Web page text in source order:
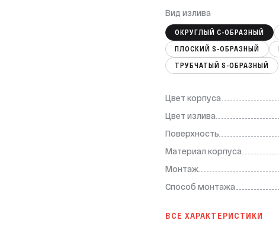
Вид излива
ОКРУГЛЫЙ С-ОБРАЗНЫЙ
ПЛОСКИЙ S-ОБРАЗНЫЙ
ТРУБЧАТЫЙ S-ОБРАЗНЫЙ
Цвет корпуса
Цвет излива
Поверхность
Материал корпуса
Монтаж
Способ монтажа
ВСЕ ХАРАКТЕРИСТИКИ